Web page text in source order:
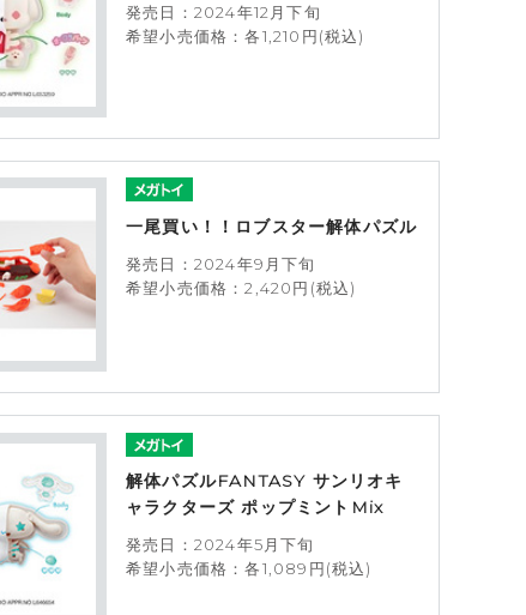
発売日：2024年12月下旬
希望小売価格：各1,210円(税込)
一尾買い！！ロブスター解体パズル
発売日：2024年9月下旬
希望小売価格：2,420円(税込)
解体パズルFANTASY サンリオキ
ャラクターズ ポップミントMix
発売日：2024年5月下旬
希望小売価格：各1,089円(税込)